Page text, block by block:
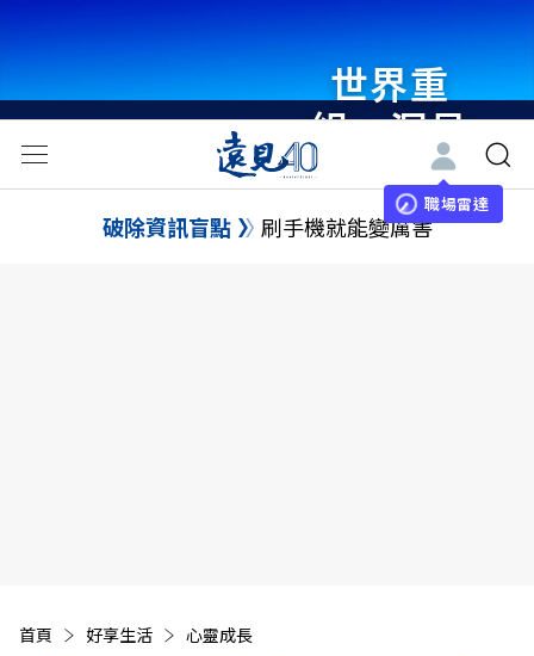
世界重
組・洞見
未來 與
世界領袖
職場雷達
破除資訊盲點 刷手機就能變厲害
首頁 好享生活 心靈成長